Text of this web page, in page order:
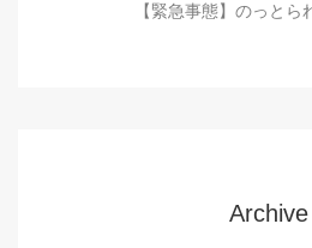
【緊急事態】のっと
Archive